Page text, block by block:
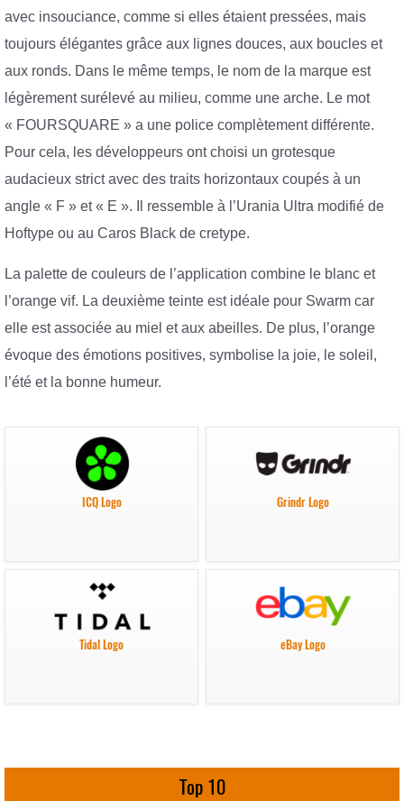
avec insouciance, comme si elles étaient pressées, mais
toujours élégantes grâce aux lignes douces, aux boucles et
aux ronds. Dans le même temps, le nom de la marque est
légèrement surélevé au milieu, comme une arche. Le mot
« FOURSQUARE » a une police complètement différente.
Pour cela, les développeurs ont choisi un grotesque
audacieux strict avec des traits horizontaux coupés à un
angle « F » et « E ». Il ressemble à l’Urania Ultra modifié de
Hoftype ou au Caros Black de cretype.
La palette de couleurs de l’application combine le blanc et
l’orange vif. La deuxième teinte est idéale pour Swarm car
elle est associée au miel et aux abeilles. De plus, l’orange
évoque des émotions positives, symbolise la joie, le soleil,
l’été et la bonne humeur.
ICQ Logo Grindr Logo
Tidal Logo eBay Logo
Top 10